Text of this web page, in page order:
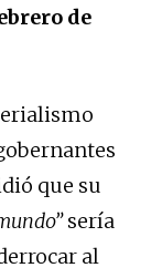
de
que su
sería
al